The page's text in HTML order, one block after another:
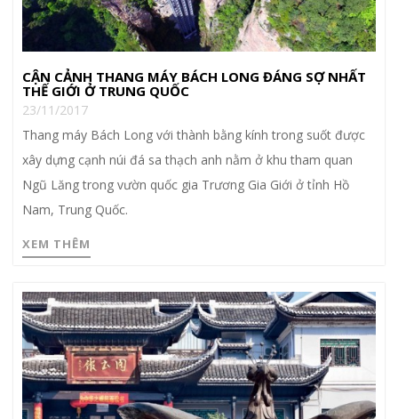
CẬN CẢNH THANG MÁY BÁCH LONG ĐÁNG SỢ NHẤT
THẾ GIỚI Ở TRUNG QUỐC
23/11/2017
Thang máy Bách Long với thành bằng kính trong suốt được
xây dựng cạnh núi đá sa thạch anh nằm ở khu tham quan
Ngũ Lăng trong vườn quốc gia Trương Gia Giới ở tỉnh Hồ
Nam, Trung Quốc.
XEM THÊM